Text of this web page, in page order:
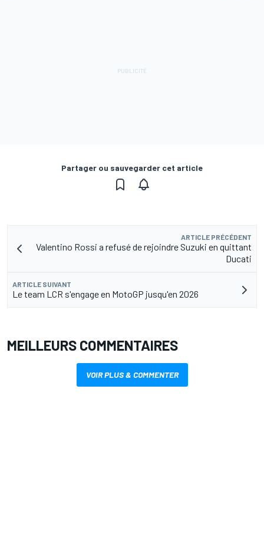
Partager ou sauvegarder cet article
ARTICLE PRÉCÉDENT
Valentino Rossi a refusé de rejoindre Suzuki en quittant
Ducati
ARTICLE SUIVANT
Le team LCR s'engage en MotoGP jusqu'en 2026
MEILLEURS COMMENTAIRES
VOIR PLUS & COMMENTER